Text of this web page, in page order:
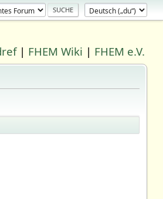
| FHEM Wiki | FHEM e.V.